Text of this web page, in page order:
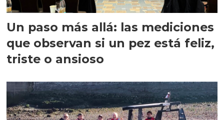
Un paso más allá: las mediciones
que observan si un pez está feliz,
triste o ansioso